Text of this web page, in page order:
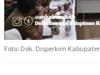
Foto: Dok. Disperkim